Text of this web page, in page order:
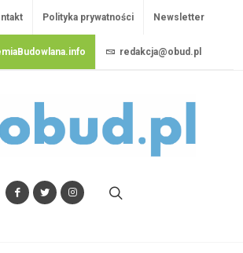
Polityka prywatności Newsletter
redakcja@obud.pl